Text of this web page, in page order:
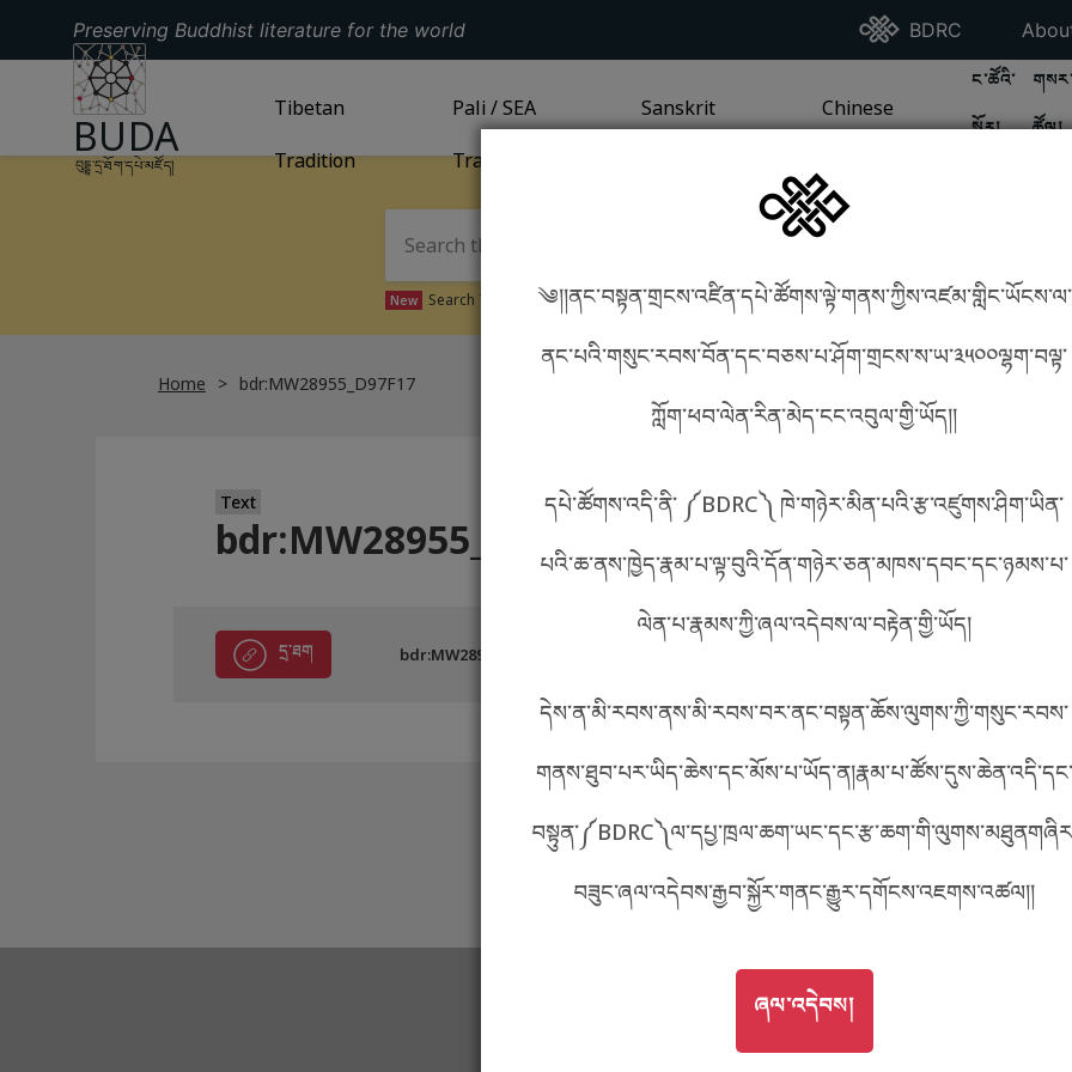
བོད་ཡིག
English
ភាសាខ្មែរ
Preserving Buddhist literature for the world Go To BDRC
BDRC Go
GO TO HOMEPAGE
BUDA
བུདྡྷ་དྲ་ཐོག་དཔེ་མཛོད།
GO TOTIBETAN TRADITIONPAGE
Tibetan
Tradition
GO TOPALI / SEA TRADITIONPAGE
Pali / SEA
Tradition
GO TOSANSKRIT TRADITION
Sanskrit
GO TOCHINESE TRADITION
Chinese
GO TO
ང་ཚོའི་
སྐོར།
GO
ཚོལ།
༄།།ནང་བསྟན་གྲངས་འཛིན་དཔེ་ཚོགས་ལྟེ་གནས་ཀྱིས་འཛམ་གླིང་ཡོངས་ལ་
ནང་པའི་གསུང་རབས་བོན་དང་བཅས་པ་ཤོག་གྲངས་ས་ཡ་༣༥༠༠ལྷག་བལྟ་
ཀློག་ཕབ་ལེན་རིན་མེད་ངང་འབུལ་གྱི་ཡོད།།
དཔེ་ཚོགས་འདི་ནི་ ༼BDRC༽ ཁེ་གཉེར་མིན་པའི་རྩ་འཛུགས་ཤིག་ཡིན་
པའི་ཆ་ནས་ཁྱེད་རྣམ་པ་ལྟ་བུའི་དོན་གཉེར་ཅན་མཁས་དབང་དང་ཉམས་པ་
ལེན་པ་རྣམས་ཀྱི་ཞལ་འདེབས་ལ་བརྟེན་གྱི་ཡོད།
དེས་ན་མི་རབས་ནས་མི་རབས་བར་ནང་བསྟན་ཆོས་ལུགས་ཀྱི་གསུང་རབས་
གནས་ཐུབ་པར་ཡིད་ཆེས་དང་མོས་པ་ཡོད་ན།རྣམ་པ་ཚོས་དུས་ཆེན་འདི་དང་
བཟུང་ཞལ་འདེབས་རྒྱབ་སྐྱོར་གནང་རྒྱུར་དགོངས་འཇགས་འཚལ།།
GO TOཞལ་འདེབས།
ཞལ་འདེབས།
New Search Tibetan in phonetics! How to find things?
Home bdr:MW28955_D97F17
Text
bdr:MW28955_D97F17
དྲ་ཐག bdr:MW28955_D97F17 metadata ཕབ་ལེན། འདིའི་ཡོང་ཁུངས།